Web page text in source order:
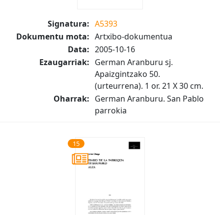
Signatura: A5393
Dokumentu mota: Artxibo-dokumentua
Data: 2005-10-16
Ezaugarriak: German Aranburu sj.
Apaizgintzako 50.
(urteurrena). 1 or. 21 X 30 cm.
Oharrak: German Aranburu. San Pablo
parrokia
15